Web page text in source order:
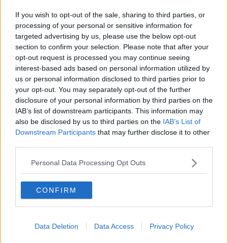
If you wish to opt-out of the sale, sharing to third parties, or
processing of your personal or sensitive information for
targeted advertising by us, please use the below opt-out
section to confirm your selection. Please note that after your
opt-out request is processed you may continue seeing
interest-based ads based on personal information utilized by
us or personal information disclosed to third parties prior to
your opt-out. You may separately opt-out of the further
disclosure of your personal information by third parties on the
IAB’s list of downstream participants. This information may
also be disclosed by us to third parties on the IAB’s List of
Downstream Participants that may further disclose it to other
Personal Data Processing Opt Outs
CONFIRM
Data Deletion Data Access Privacy Policy
Team toscano sul podio della robotica marina
"A Firenze gli Stati generali contro la violenza"
Un camion senza freni sulla Fipili
Agli Uffizi il volto di Roxelana per l'Ucraina
Samuele Ceccarelli è oro nei 60 metri
Nuovo volo diretto Firenze-Chisinau
Towanda dem, la rivolta delle donne Pd
Betori a Istanbul dal patriarca ortodosso
Fiorentina-Istanbul Basaksehir, così cambia il